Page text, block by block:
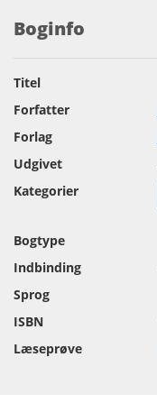
Boginfo
Titel
Forfatter
Forlag
Udgivet
Kategorier
Bogtype
Indbinding
Sprog
ISBN
Læseprøve